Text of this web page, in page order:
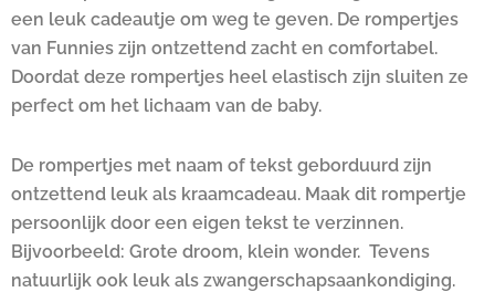
een leuk cadeautje om weg te geven. De rompertjes
van Funnies zijn ontzettend zacht en comfortabel.
Doordat deze rompertjes heel elastisch zijn sluiten ze
perfect om het lichaam van de baby.
De rompertjes met naam of tekst geborduurd zijn
ontzettend leuk als kraamcadeau. Maak dit rompertje
persoonlijk door een eigen tekst te verzinnen.
Bijvoorbeeld: Grote droom, klein wonder. Tevens
natuurlijk ook leuk als zwangerschapsaankondiging.